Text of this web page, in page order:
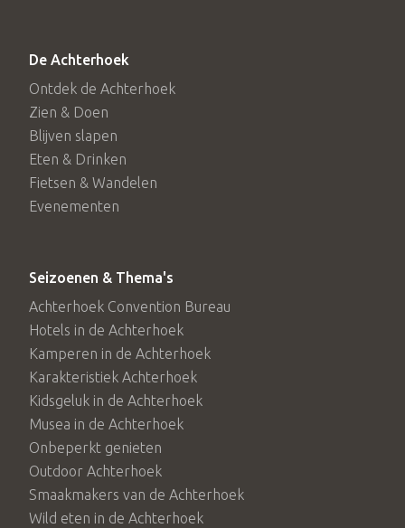
De Achterhoek
Ontdek de Achterhoek
Zien & Doen
Blijven slapen
Eten & Drinken
Fietsen & Wandelen
Evenementen
Seizoenen & Thema's
Achterhoek Convention Bureau
Hotels in de Achterhoek
Kamperen in de Achterhoek
Karakteristiek Achterhoek
Kidsgeluk in de Achterhoek
Musea in de Achterhoek
Onbeperkt genieten
Outdoor Achterhoek
Smaakmakers van de Achterhoek
Wild eten in de Achterhoek